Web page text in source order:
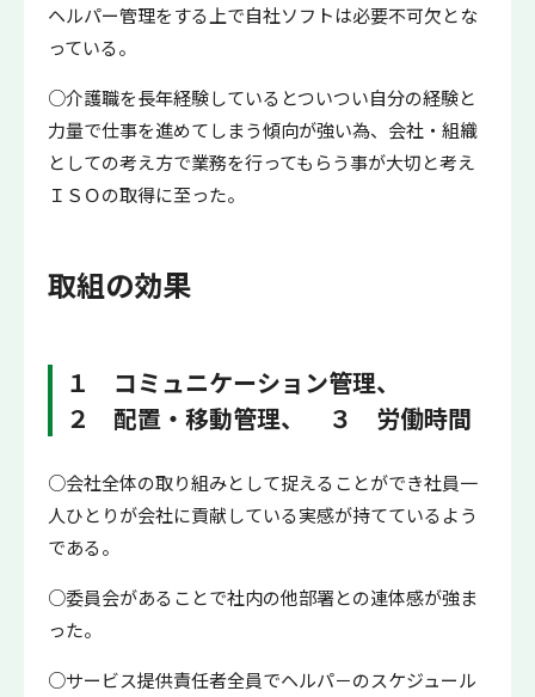
ヘルパー管理をする上で自社ソフトは必要不可欠とな
っている。
○介護職を長年経験しているとついつい自分の経験と
力量で仕事を進めてしまう傾向が強い為、会社・組織
としての考え方で業務を行ってもらう事が大切と考え
ＩＳＯの取得に至った。
取組の効果
１ コミュニケーション管理、
２ 配置・移動管理、 ３ 労働時間
○会社全体の取り組みとして捉えることができ社員一
人ひとりが会社に貢献している実感が持てているよう
である。
○委員会があることで社内の他部署との連体感が強ま
った。
○サービス提供責任者全員でヘルパ－のスケジュール